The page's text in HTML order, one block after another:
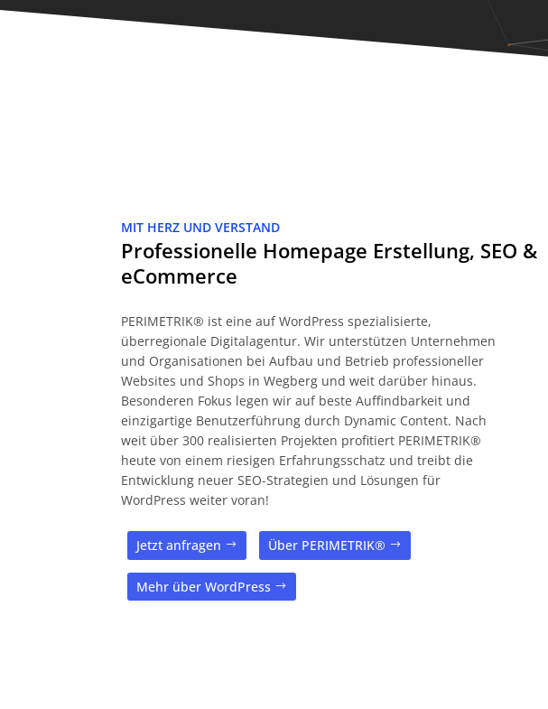
MIT HERZ UND VERSTAND
Professionelle Homepage Erstellung, SEO &
eCommerce
PERIMETRIK® ist eine auf WordPress spezialisierte,
überregionale Digitalagentur. Wir unterstützen Unternehmen
und Organisationen bei Aufbau und Betrieb professioneller
Websites und Shops in Wegberg und weit darüber hinaus.
Besonderen Fokus legen wir auf beste Auffindbarkeit und
einzigartige Benutzerführung durch Dynamic Content. Nach
weit über 300 realisierten Projekten profitiert PERIMETRIK®
heute von einem riesigen Erfahrungsschatz und treibt die
Entwicklung neuer SEO-Strategien und Lösungen für
WordPress weiter voran!
Jetzt anfragen Über PERIMETRIK®
Mehr über WordPress